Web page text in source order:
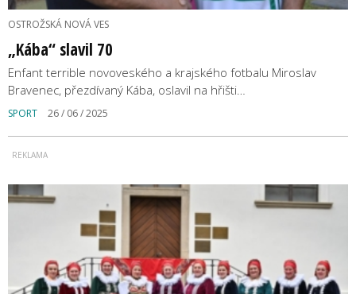
OSTROŽSKÁ NOVÁ VES
„Kába“ slavil 70
Enfant terrible novoveského a krajského fotbalu Miroslav
Bravenec, přezdívaný Kába, oslavil na hřišti…
SPORT 26 / 06 / 2025